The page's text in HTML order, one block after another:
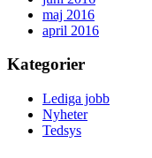
maj 2016
april 2016
Kategorier
Lediga jobb
Nyheter
Tedsys